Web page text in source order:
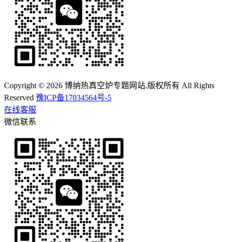
Copyright © 2026 博纳热真空炉专题网站.版权所有 All Rights
Reserved 豫ICP备17034564号-5
在线客服
微信联系